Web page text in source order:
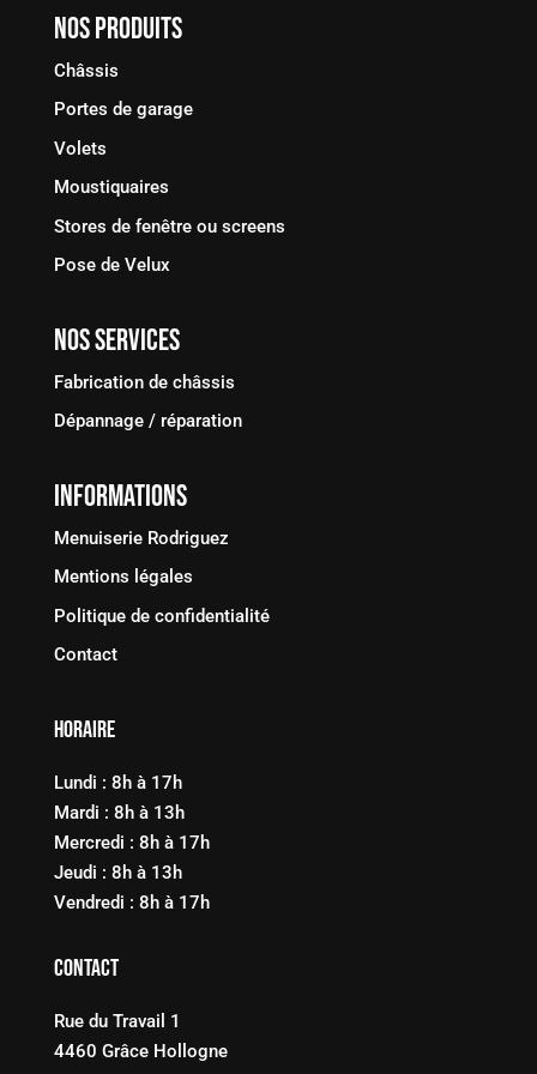
Nos produits
Châssis
Portes de garage
Volets
Moustiquaires
Stores de fenêtre ou screens
Pose de Velux
Nos services
Fabrication de châssis
Dépannage / réparation
Informations
Menuiserie Rodriguez
Mentions légales
Politique de confidentialité
Contact
Horaire
Lundi : 8h à 17h
Mardi : 8h à 13h
Mercredi : 8h à 17h
Jeudi : 8h à 13h
Vendredi : 8h à 17h
Contact
Rue du Travail 1
4460 Grâce Hollogne